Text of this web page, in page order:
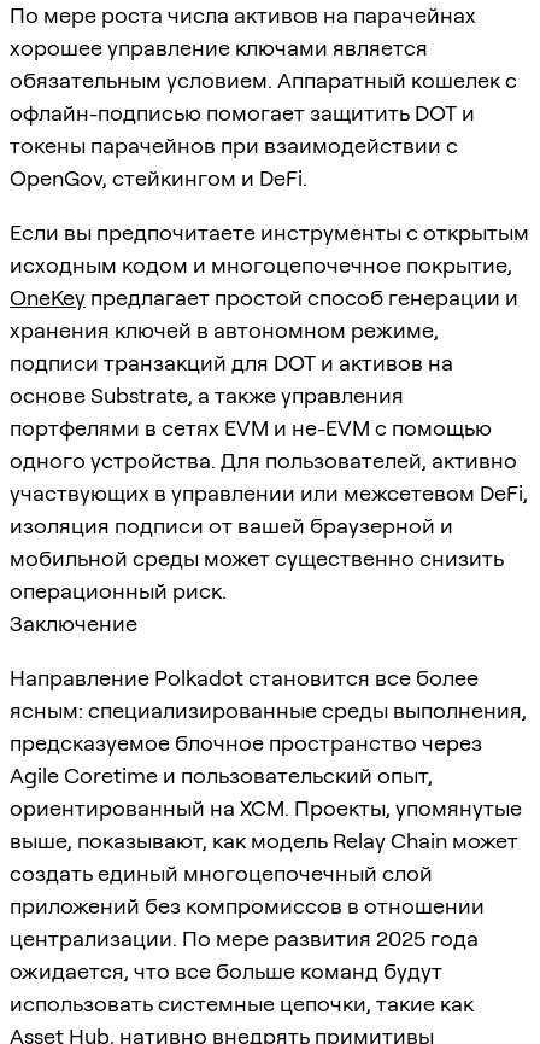
По мере роста числа активов на парачейнах
хорошее управление ключами является
обязательным условием. Аппаратный кошелек с
офлайн-подписью помогает защитить DOT и
токены парачейнов при взаимодействии с
OpenGov, стейкингом и DeFi.
Если вы предпочитаете инструменты с открытым
исходным кодом и многоцепочечное покрытие,
OneKey предлагает простой способ генерации и
хранения ключей в автономном режиме,
подписи транзакций для DOT и активов на
основе Substrate, а также управления
портфелями в сетях EVM и не-EVM с помощью
одного устройства. Для пользователей, активно
участвующих в управлении или межсетевом DeFi,
изоляция подписи от вашей браузерной и
мобильной среды может существенно снизить
операционный риск.
Заключение
Направление Polkadot становится все более
ясным: специализированные среды выполнения,
предсказуемое блочное пространство через
Agile Coretime и пользовательский опыт,
ориентированный на XCM. Проекты, упомянутые
выше, показывают, как модель Relay Chain может
создать единый многоцепочечный слой
приложений без компромиссов в отношении
централизации. По мере развития 2025 года
ожидается, что все больше команд будут
использовать системные цепочки, такие как
Asset Hub, нативно внедрять примитивы